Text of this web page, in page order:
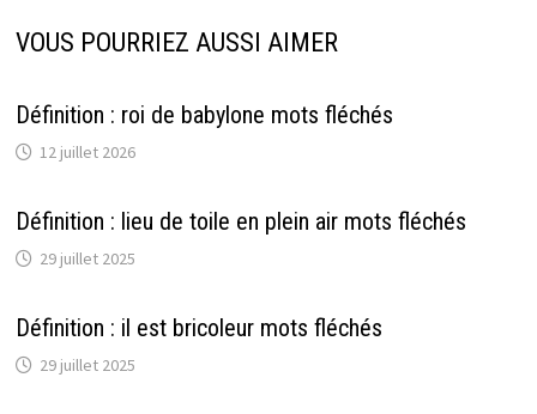
VOUS POURRIEZ AUSSI AIMER
Définition : roi de babylone mots fléchés
12 juillet 2026
Définition : lieu de toile en plein air mots fléchés
29 juillet 2025
Définition : il est bricoleur mots fléchés
29 juillet 2025